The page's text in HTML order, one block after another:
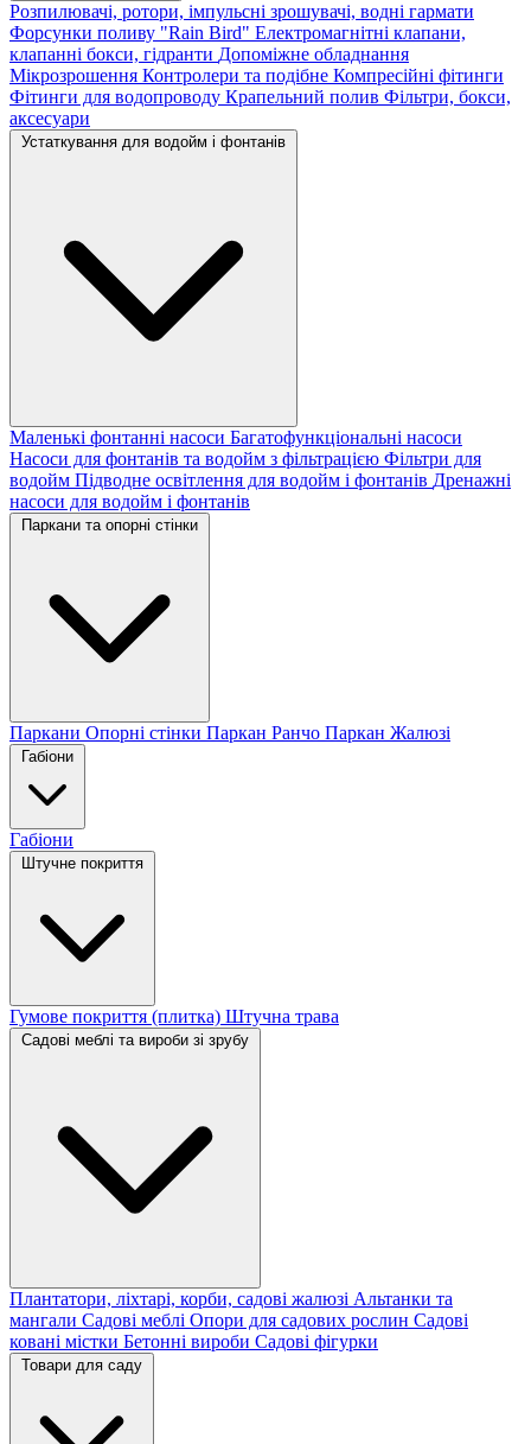
Розпилювачі, ротори, імпульсні зрошувачі, водні гармати
Форсунки поливу "Rain Bird" Електромагнітні клапани,
клапанні бокси, гідранти Допоміжне обладнання
Мікрозрошення Контролери та подібне Компресійні фітинги
Фітинги для водопроводу Крапельний полив Фільтри, бокси,
аксесуари
Устаткування для водойм і фонтанів
Маленькі фонтанні насоси Багатофункціональні насоси
Насоси для фонтанів та водойм з фільтрацією Фільтри для
водойм Підводне освітлення для водойм і фонтанів Дренажні
насоси для водойм і фонтанів
Паркани та опорні стінки
Паркани Опорні стінки Паркан Ранчо Паркан Жалюзі
Габіони
Габіони
Штучне покриття
Гумове покриття (плитка) Штучна трава
Садові меблі та вироби зі зрубу
Плантатори, ліхтарі, корби, садові жалюзі Альтанки та
мангали Садові меблі Опори для садових рослин Садові
ковані містки Бетонні вироби Садові фігурки
Товари для саду